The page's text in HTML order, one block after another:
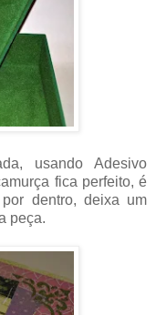
usando Adesivo
fica perfeito, é
dentro, deixa um
peça.